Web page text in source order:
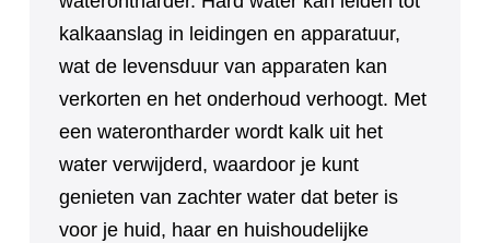
kalkaanslag in leidingen en apparatuur,
wat de levensduur van apparaten kan
verkorten en het onderhoud verhoogt. Met
een waterontharder wordt kalk uit het
water verwijderd, waardoor je kunt
genieten van zachter water dat beter is
voor je huid, haar en huishoudelijke